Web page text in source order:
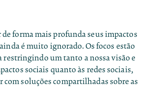
forma mais profunda seus impactos
é muito ignorado. Os focos estão
restringindo um tanto a nossa visão e
sociais quanto às redes sociais,
soluções compartilhadas sobre as